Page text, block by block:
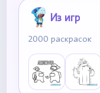
Из игр
2000 раскрасок